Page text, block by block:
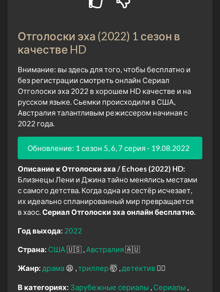
Отголоски эха (2022) 1 сезон в
качестве HD
Внимание: вы здесь для того, чтобы бесплатно и
без регистрации смотреть онлайн Сериал
Отголоски эха 2022 в хорошем HD качестве и на
русском языке. Сьемки происходили в США,
Австралия талантливым режиссером начиная с
2022 года.
Обновление: 1 сезон 5, 6, 7 серия - 19.08.2022
Описание к Отголоски эха / Echoes (2022) HD:
Близнецы Лени и Джина тайно менялись местами
с самого детства. Когда одна из сестёр исчезает,
их идеально спланированный мир превращается
в хаос.Сериал Отголоски эха онлайн бесплатно.
Год выхода: 2022
Страна: США🇺🇸 Австралия🇦🇺
Жанр: драма 😫 триллер🤯 детектив 🕵️‍♂️
В категориях: Зарубежные сериалы
Сериалы